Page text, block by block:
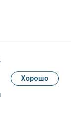
Хорошо